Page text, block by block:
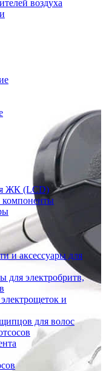
воздуха
ЖК (LCD)
компоненты
и аксессуары для
для электробритв,
и
для волос